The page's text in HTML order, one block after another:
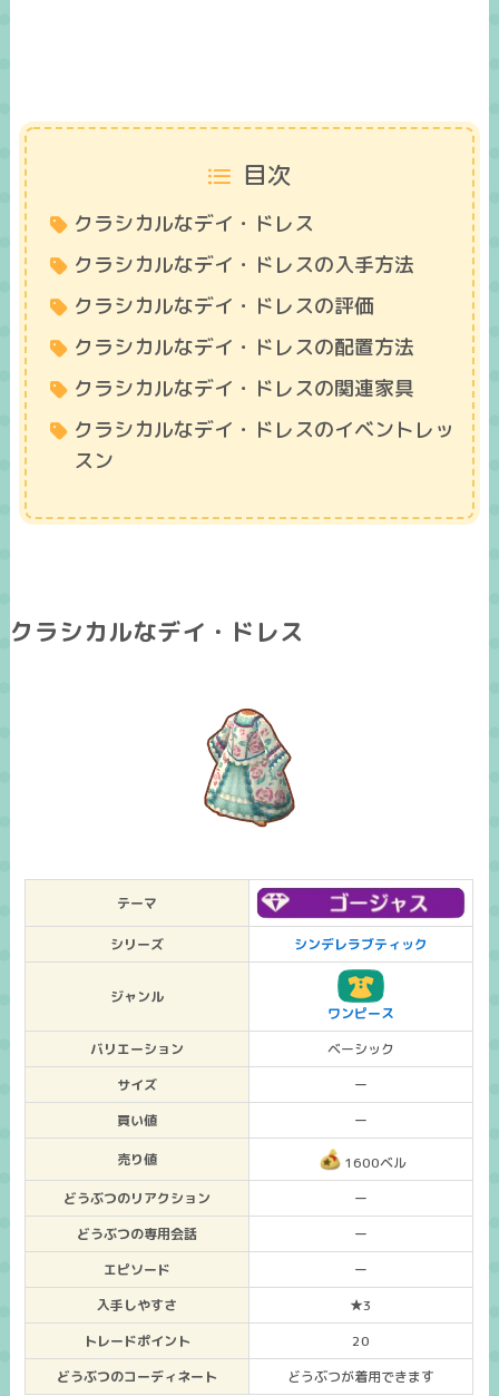
目次
クラシカルなデイ・ドレス
クラシカルなデイ・ドレスの入手方法
クラシカルなデイ・ドレスの評価
クラシカルなデイ・ドレスの配置方法
クラシカルなデイ・ドレスの関連家具
クラシカルなデイ・ドレスのイベントレッ
スン
クラシカルなデイ・ドレス
テーマ
シリーズ シンデレラブティック
ジャンル
ワンピース
バリエーション
ベーシック
サイズ
ー
買い値
ー
売り値
1600ベル
どうぶつのリアクション
ー
どうぶつの専用会話
ー
エピソード
ー
入手しやすさ
★3
トレードポイント
20
どうぶつのコーディネート
どうぶつが着用できます